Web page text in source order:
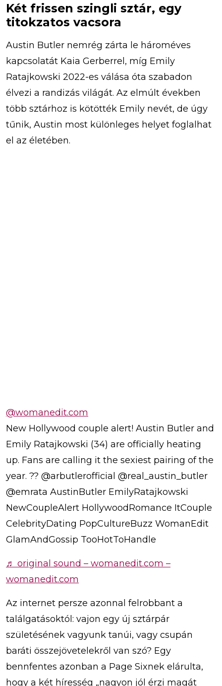
Két frissen szingli sztár, egy
titokzatos vacsora
Austin Butler nemrég zárta le hároméves
kapcsolatát Kaia Gerberrel, míg Emily
Ratajkowski 2022-es válása óta szabadon
élvezi a randizás világát. Az elmúlt években
több sztárhoz is kötötték Emily nevét, de úgy
tűnik, Austin most különleges helyet foglalhat
el az életében.
@womanedit.com
New Hollywood couple alert! Austin Butler and
Emily Ratajkowski (34) are officially heating
up. Fans are calling it the sexiest pairing of the
year. ?? @arbutlerofficial @real_austin_butler
@emrata AustinButler EmilyRatajkowski
NewCoupleAlert HollywoodRomance ItCouple
CelebrityDating PopCultureBuzz WomanEdit
GlamAndGossip TooHotToHandle
♬ original sound – womanedit.com –
womanedit.com
Az internet persze azonnal felrobbant a
találgatásoktól: vajon egy új sztárpár
születésének vagyunk tanúi, vagy csupán
baráti összejövetelekről van szó? Egy
bennfentes azonban a Page Sixnek elárulta,
hogy a két híresség „nagyon jól érzi magát